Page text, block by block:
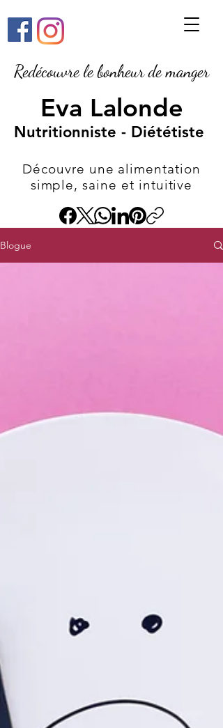
Redécouvre le bonheur de manger
Eva Lalonde
Nutritionniste - Diététiste
Découvre une alimentation
simple, saine et intuitive
Blogue